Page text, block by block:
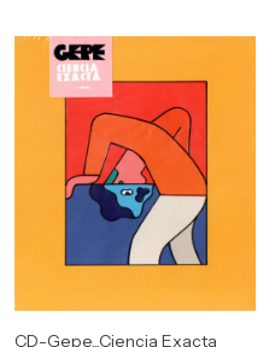
CD-Gepe...Ciencia Exacta